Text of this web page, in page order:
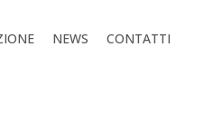
NEWS CONTATTI